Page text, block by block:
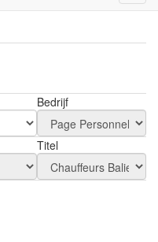
Bedrijf
Titel